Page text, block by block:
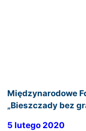
Międzynarodowe
„Bieszczady bez
5 lutego 2020